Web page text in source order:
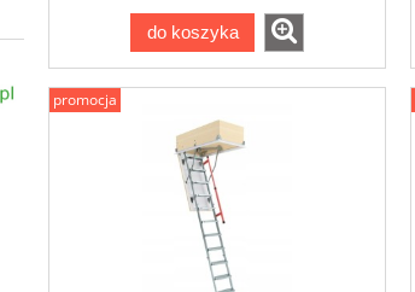
do koszyka
promocja